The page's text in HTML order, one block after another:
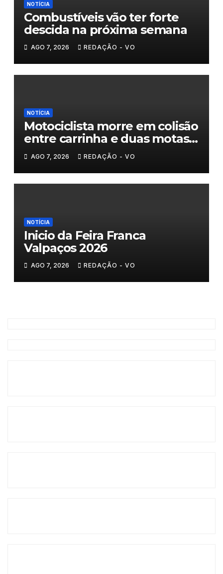
NOTÍCIA
Combustíveis vão ter forte
descida na próxima semana
AGO 7, 2026 REDAÇÃO - VO
NOTÍCIA
Motociclista morre em colisão
entre carrinha e duas motas
em Chaves
AGO 7, 2026 REDAÇÃO - VO
NOTÍCIA
Inicio da Feira Franca
Valpaços 2026
AGO 7, 2026 REDAÇÃO - VO